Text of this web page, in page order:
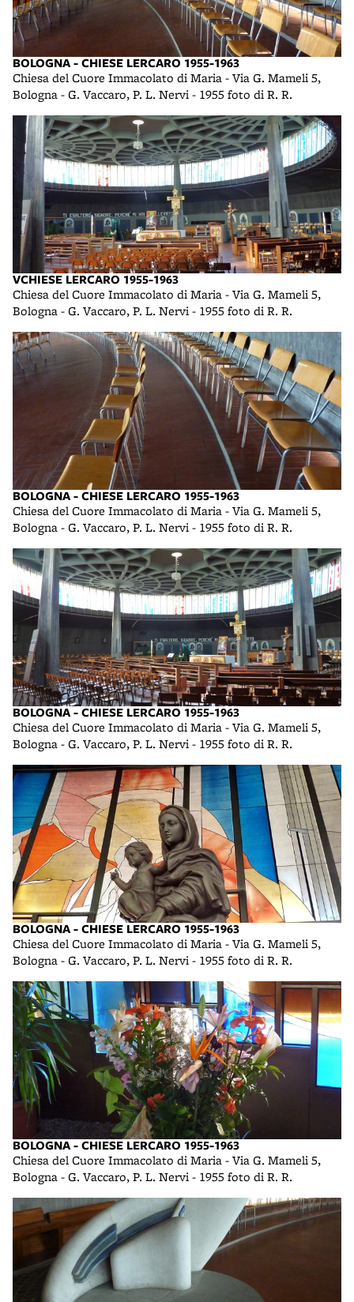
BOLOGNA - CHIESE LERCARO 1955-1963
Chiesa del Cuore Immacolato di Maria - Via G. Mameli 5,
Bologna - G. Vaccaro, P. L. Nervi - 1955 foto di R. R.
VCHIESE LERCARO 1955-1963
Chiesa del Cuore Immacolato di Maria - Via G. Mameli 5,
Bologna - G. Vaccaro, P. L. Nervi - 1955 foto di R. R.
BOLOGNA - CHIESE LERCARO 1955-1963
Chiesa del Cuore Immacolato di Maria - Via G. Mameli 5,
Bologna - G. Vaccaro, P. L. Nervi - 1955 foto di R. R.
BOLOGNA - CHIESE LERCARO 1955-1963
Chiesa del Cuore Immacolato di Maria - Via G. Mameli 5,
Bologna - G. Vaccaro, P. L. Nervi - 1955 foto di R. R.
BOLOGNA - CHIESE LERCARO 1955-1963
Chiesa del Cuore Immacolato di Maria - Via G. Mameli 5,
Bologna - G. Vaccaro, P. L. Nervi - 1955 foto di R. R.
BOLOGNA - CHIESE LERCARO 1955-1963
Chiesa del Cuore Immacolato di Maria - Via G. Mameli 5,
Bologna - G. Vaccaro, P. L. Nervi - 1955 foto di R. R.